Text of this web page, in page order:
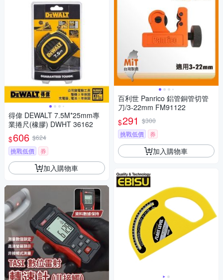
得偉 DEWALT 7.5M*25mm專
業捲尺(橡膠) DWHT 36162
$606 $624
挑戰低價
券
加入購物車
百利世 Panrico 鋁管銅管切管
刀/3-22mm FM91122
$291 $300
挑戰低價
券
加入購物車